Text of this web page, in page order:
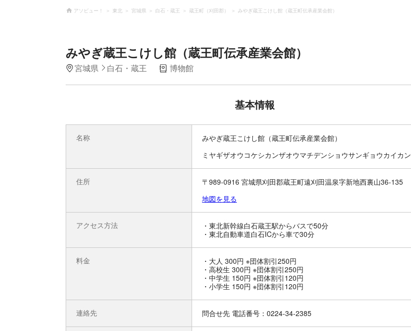
アソビュー！ 東北 宮城県 白石・蔵王 蔵王町（刈田郡） みやぎ蔵王こけし館（蔵王町伝承産業会館）
みやぎ蔵王こけし館（蔵王町伝承産業会館）
宮城県 白石・蔵王 博物館
基本情報
名称
みやぎ蔵王こけし館（蔵王町伝承産業会館）
ミヤギザオウコケシカンザオウマチデンショウサンギョウカイカン
住所
〒989-0916 宮城県刈田郡蔵王町遠刈田温泉字新地西裏山36-135
地図を見る
アクセス方法
・東北新幹線白石蔵王駅からバスで50分
・東北自動車道白石ICから車で30分
料金
・大人 300円 ※団体割引250円
・高校生 300円 ※団体割引250円
・中学生 150円 ※団体割引120円
・小学生 150円 ※団体割引120円
連絡先 問合せ先 電話番号：0224-34-2385